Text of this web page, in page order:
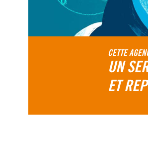
CETTE
UN
ET